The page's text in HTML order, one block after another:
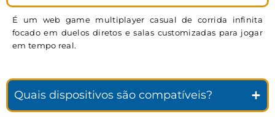
É um web game multiplayer casual de corrida infinita
focado em duelos diretos e salas customizadas para jogar
em tempo real.
Quais dispositivos são compatíveis?